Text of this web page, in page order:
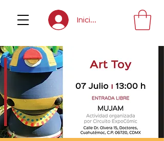
Inicia sesión